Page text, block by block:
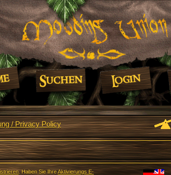
/ Privacy Policy
. Haben Sie IhreAktivierungs E-